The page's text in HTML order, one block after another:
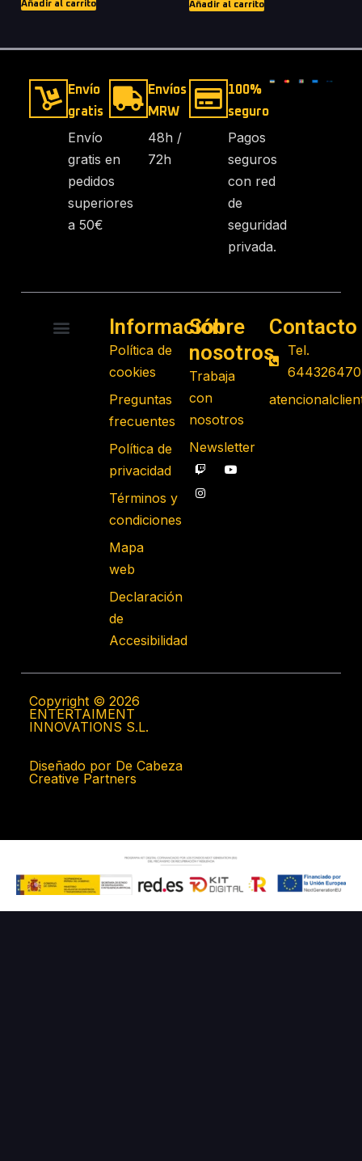
Añadir al carrito Añadir al carrito
Envío
gratis
Envío
gratis en
pedidos
superiores
a 50€
Envíos
MRW
48h /
72h
100%
seguro
Pagos
seguros
con red
de
seguridad
privada.
Información
Política de
cookies
Preguntas
frecuentes
Política de
privacidad
Términos y
condiciones
Mapa
web
Declaración
de
Accesibilidad
Sobre
nosotros
Trabaja
con
nosotros
Newsletter
Contacto
Tel.
644326470
Copyright © 2026
ENTERTAIMENT
INNOVATIONS S.L.
Diseñado por De Cabeza
Creative Partners